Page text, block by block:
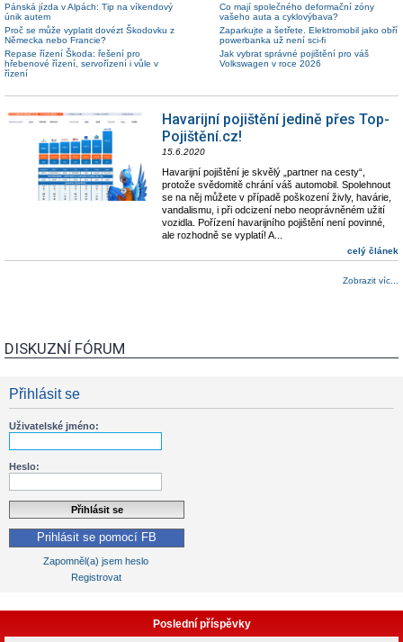
Pánská jízda v Alpách: Tip na víkendový
únik autem
Proč se může vyplatit dovézt Škodovku z
Německa nebo Francie?
Repase řízení Škoda: řešení pro
hřebenové řízení, servořízení i vůle v
řízení
Co mají společného deformační zóny
vašeho auta a cyklovýbava?
Zaparkujte a šetřete. Elektromobil jako obří
powerbanka už není sci-fi
Jak vybrat správné pojištění pro váš
Volkswagen v roce 2026
Havarijní pojištění jedině přes Top-
Pojištění.cz!
15.6.2020
Havarijní pojištění je skvělý „partner na cesty“,
protože svědomitě chrání váš automobil. Spolehnout
se na něj můžete v případě poškození živly, havárie,
vandalismu, i při odcizení nebo neoprávněném užití
vozidla. Pořízení havarijního pojištění není povinné,
ale rozhodně se vyplatí! A...
celý článek
Zobrazit víc...
DISKUZNÍ FÓRUM
Přihlásit se
Uživatelské jméno:
Heslo:
Prihlásit se pomocí FB
Zapomněl(a) jsem heslo
Registrovat
Poslední příspěvky